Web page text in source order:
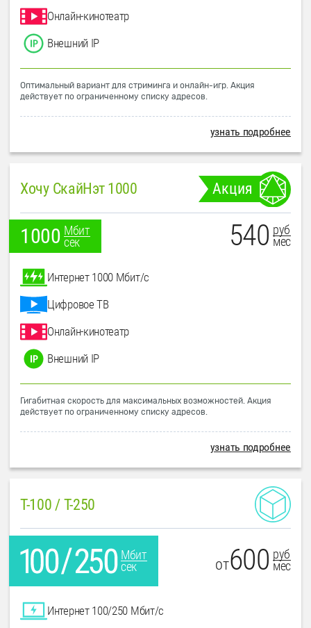
Онлайн-кинотеатр
Внешний IP
Оптимальный вариант для стриминга и онлайн-игр. Акция
действует по ограниченному списку адресов.
узнать подробнее
Хочу СкайНэт 1000 Акция
1000 Мбит
сек
540 руб
мес
Интернет 1000 Мбит/с
Цифровое ТВ
Онлайн-кинотеатр
Внешний IP
Гигабитная скорость для максимальных возможностей. Акция
действует по ограниченному списку адресов.
узнать подробнее
T-100 / T-250
Мбит
сек
от600 руб
мес
Интернет 100/250 Мбит/с